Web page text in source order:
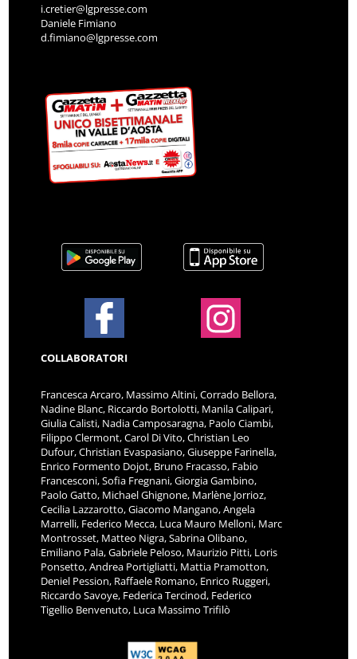
i.cretier@lgpresse.com
Daniele Fimiano
d.fimiano@lgpresse.com
COLLABORATORI
Francesca Arcaro, Massimo Altini, Corrado Bellora,
Nadine Blanc, Riccardo Bortolotti, Manila Calipari,
Giulia Calisti, Nadia Camposaragna, Paolo Ciambi,
Filippo Clermont, Carol Di Vito, Christian Leo
Dufour, Christian Evaspasiano, Giuseppe Farinella,
Enrico Formento Dojot, Bruno Fracasso, Fabio
Francesconi, Sofia Fregnani, Giorgia Gambino,
Paolo Gatto, Michael Ghignone, Marlène Jorrioz,
Cecilia Lazzarotto, Giacomo Mangano, Angela
Marrelli, Federico Mecca, Luca Mauro Melloni, Marc
Montrosset, Matteo Nigra, Sabrina Olibano,
Emiliano Pala, Gabriele Peloso, Maurizio Pitti, Loris
Ponsetto, Andrea Portigliatti, Mattia Pramotton,
Deniel Pession, Raffaele Romano, Enrico Ruggeri,
Riccardo Savoye, Federica Tercinod, Federico
Tigellio Benvenuto, Luca Massimo Trifilò